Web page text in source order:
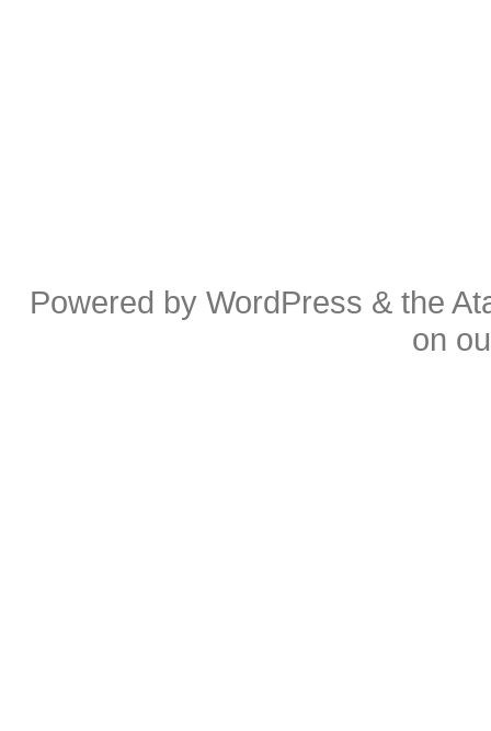
Powered byWordPress & the
on